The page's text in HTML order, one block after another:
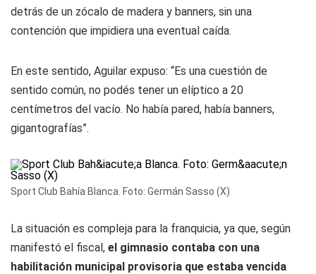
detrás de un zócalo de madera y banners, sin una
contención que impidiera una eventual caída.
En este sentido, Aguilar expuso: “Es una cuestión de
sentido común, no podés tener un elíptico a 20
centímetros del vacío. No había pared, había banners,
gigantografías”.
Sport Club Bahía Blanca. Foto: Germán Sasso (X)
La situación es compleja para la franquicia, ya que, según
manifestó el fiscal, el gimnasio contaba con una
habilitación municipal provisoria que estaba vencida